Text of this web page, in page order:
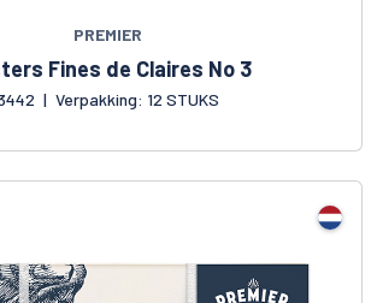
PREMIER
Fines de Claires No 3
| Verpakking: 12 STUKS